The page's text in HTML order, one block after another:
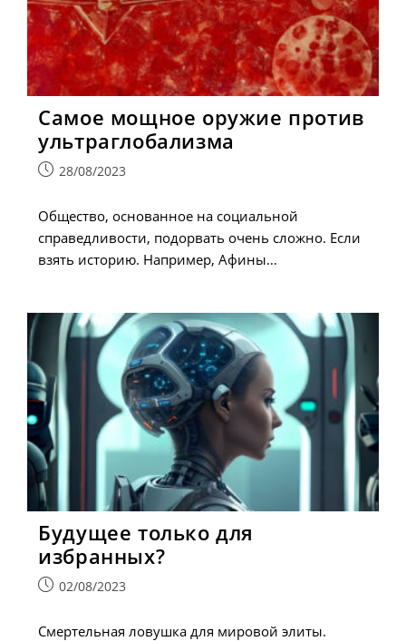
Самое мощное оружие против
ультраглобализма
Запись28/08/2023
Общество, основанное на социальной
справедливости, подорвать очень сложно. Если
взять историю. Например, Афины…
Будущее только для
избранных?
Запись02/08/2023
Cмертельная ловушка для мировой элиты.